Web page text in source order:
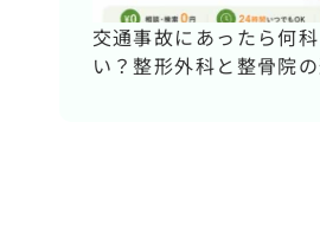
交通事故にあったら何
い？整形外科と整骨院